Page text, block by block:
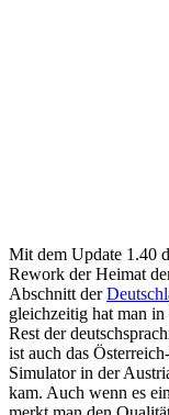
Mit dem Update 1.40
Rework der Heimat
Abschnitt der
gleichzeitig hat man
Rest der
ist auch das
Simulator in der
kam. Auch wenn es